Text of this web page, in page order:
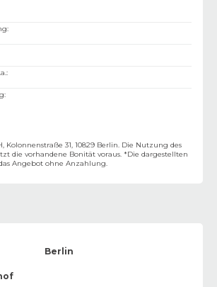
:
:
:
Kolonnenstraße 31, 10829 Berlin. Die Nutzung des
die vorhandene Bonität voraus. *Die dargestellten
Angebot ohne Anzahlung.
Berlin